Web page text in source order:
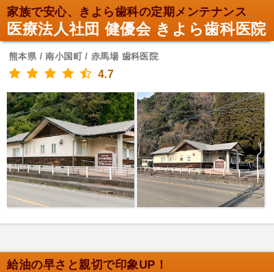
家族で安心、きよら歯科の定期メンテナンス
医療法人社団 健優会 きよら歯科医院
熊本県 / 南小国町 / 赤馬場 歯科医院
4.7
給油の早さと親切で印象UP！